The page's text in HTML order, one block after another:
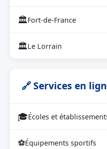
🏛Fort-de-France
🏛Le Lorrain
🔗 Services en
🎓Écoles et
⚽Équipements sportifs